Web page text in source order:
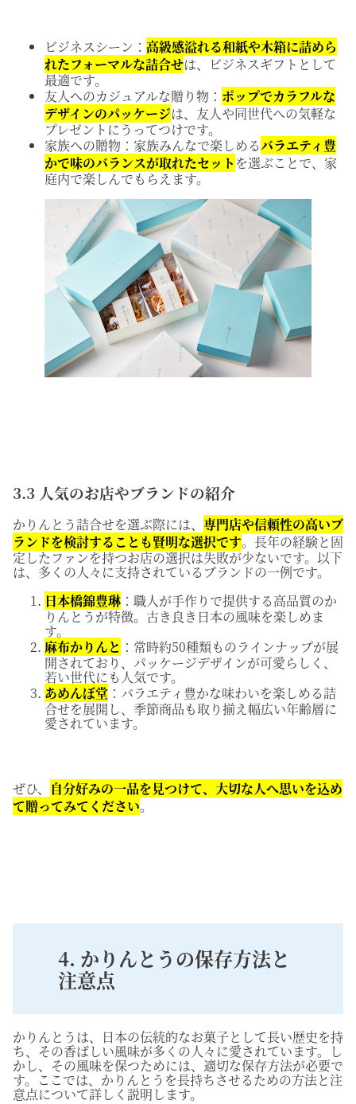
ビジネスシーン： 高級感溢れる和紙や木箱に詰めら
れたフォーマルな詰合せは、ビジネスギフトとして
最適です。
友人へのカジュアルな贈り物： ポップでカラフルな
デザインのパッケージは、友人や同世代への気軽な
プレゼントにうってつけです。
家族への贈物：家族みんなで楽しめるバラエティ豊
かで味のバランスが取れたセット を選ぶことで、家
庭内で楽しんでもらえます。
3.3 人気のお店やブランドの紹介
かりんとう詰合せを選ぶ際には、 専門店や信頼性の高いブ
ランドを検討することも賢明な選択です。長年の経験と固
定したファンを持つお店の選択は失敗が少ないです。以下
は、多くの人々に支持されているブランドの一例です。
日本橋錦豊琳 ：職人が手作りで提供する高品質のか
りんとうが特徴。古き良き日本の風味を楽しめま
す。
麻布かりんと ：常時約50種類ものラインナップが展
開されており、パッケージデザインが可愛らしく、
若い世代にも人気です。
あめんぼ堂 ：バラエティ豊かな味わいを楽しめる詰
合せを展開し、季節商品も取り揃え幅広い年齢層に
愛されています。
ぜひ、 自分好みの一品を見つけて、大切な人へ思いを込め
て贈ってみてください。
4. かりんとうの保存方法と
注意点
かりんとうは、日本の伝統的なお菓子として長い歴史を持
ち、その香ばしい風味が多くの人々に愛されています。し
かし、その風味を保つためには、適切な保存方法が必要で
す。ここでは、かりんとうを長持ちさせるための方法と注
意点について詳しく説明します。